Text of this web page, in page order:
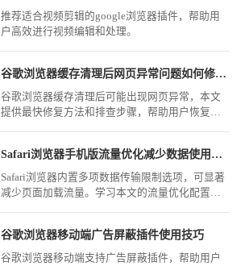
推荐适合视频剪辑的google浏览器插件，帮助用
户高效进行视频编辑和处理。
谷歌浏览器缓存清理后网页异常问题如何修复最快
谷歌浏览器缓存清理后可能出现网页异常，本文
提供最快修复方法和排查步骤，帮助用户恢复正
Safari浏览器手机版流量优化减少数据使用方法
Safari浏览器内置多项数据传输限制选项，可显著
减少页面加载流量。学习本文的流量优化配置指
谷歌浏览器移动端广告屏蔽插件使用技巧
谷歌浏览器移动端支持广告屏蔽插件，帮助用户